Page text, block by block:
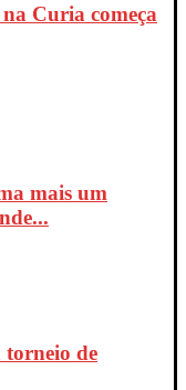
Curia começa
mais um
torneio de